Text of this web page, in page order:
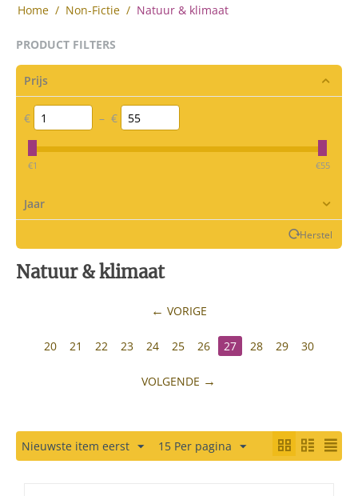
Home / Non-Fictie / Natuur & klimaat
PRODUCT FILTERS
Prijs
€ – €
‎€1 ‎€55
Jaar
Herstel
Natuur & klimaat
VORIGE
20 21 22 23 24 25 26 27 28 29 30
VOLGENDE
Nieuwste item eerst 15 Per pagina